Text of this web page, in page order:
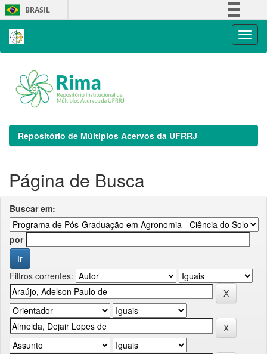
Skip
navigation
BRASIL
Repositório de Múltiplos Acervos da UFRRJ
Página de Busca
Buscar em:
por
Filtros correntes: